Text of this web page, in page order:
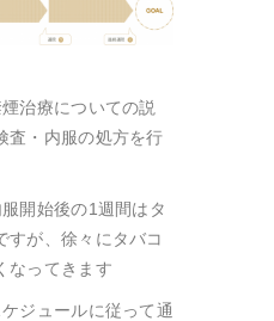
療についての説
査・内服の処方を行
始後の1週間はタ
すが、徐々にタバコ
なってきます
ールに従って通